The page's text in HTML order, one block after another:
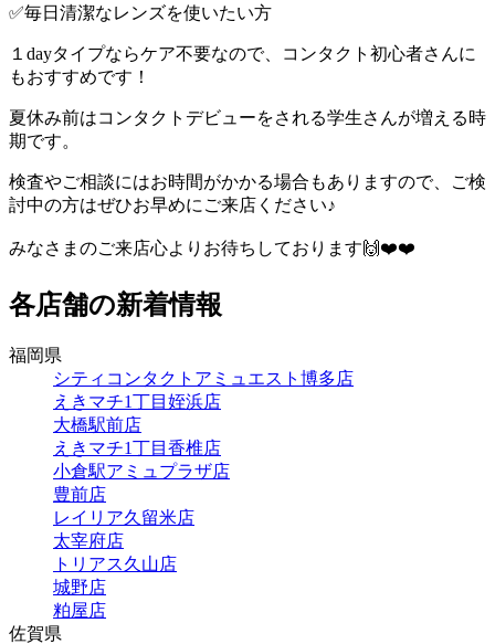
✅毎日清潔なレンズを使いたい方
１dayタイプならケア不要なので、コンタクト初心者さんに
もおすすめです！
夏休み前はコンタクトデビューをされる学生さんが増える時
期です。
検査やご相談にはお時間がかかる場合もありますので、ご検
討中の方はぜひお早めにご来店ください♪
みなさまのご来店心よりお待ちしております🙌❤️❤️
各店舗の新着情報
福岡県
シティコンタクトアミュエスト博多店
えきマチ1丁目姪浜店
大橋駅前店
えきマチ1丁目香椎店
小倉駅アミュプラザ店
豊前店
レイリア久留米店
太宰府店
トリアス久山店
城野店
粕屋店
佐賀県